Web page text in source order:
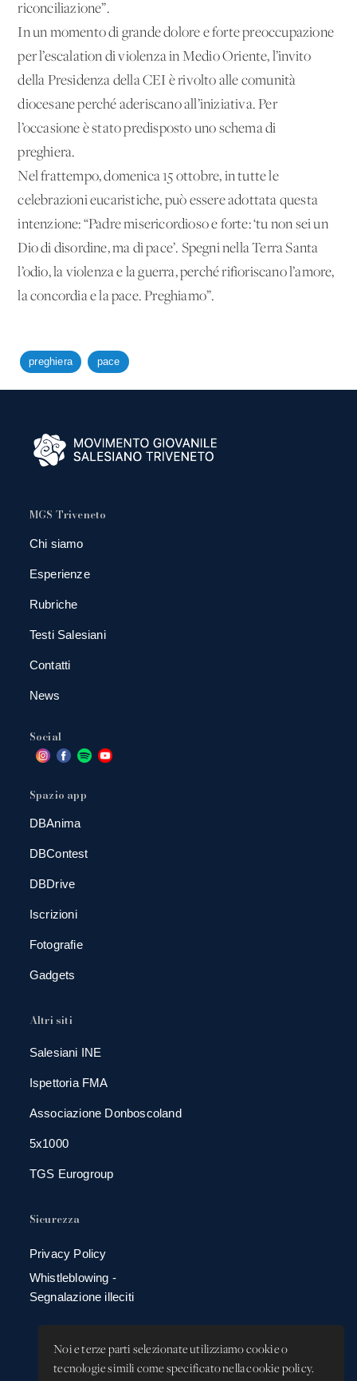
Noi e terze parti selezionate utilizziamo cookie o
tecnologie simili come specificato nella cookie policy.
riconciliazione”.
In un momento di grande dolore e forte preoccupazione
per l’escalation di violenza in Medio Oriente, l’invito
della Presidenza della CEI è rivolto alle comunità
diocesane perché aderiscano all’iniziativa. Per
l’occasione è stato predisposto uno schema di
preghiera.
Nel frattempo, domenica 15 ottobre, in tutte le
celebrazioni eucaristiche, può essere adottata questa
intenzione: “Padre misericordioso e forte: ‘tu non sei un
Dio di disordine, ma di pace’. Spegni nella Terra Santa
l’odio, la violenza e la guerra, perché rifioriscano l’amore,
la concordia e la pace. Preghiamo”.
preghiera pace
MGS Triveneto
Chi siamo
Esperienze
Rubriche
Testi Salesiani
Contatti
News
Social
Spazio app
DBAnima
DBContest
DBDrive
Iscrizioni
Fotografie
Gadgets
Altri siti
Salesiani INE
Ispettoria FMA
Associazione Donboscoland
5x1000
TGS Eurogroup
Sicurezza
Privacy Policy
Whistleblowing -
Segnalazione illeciti